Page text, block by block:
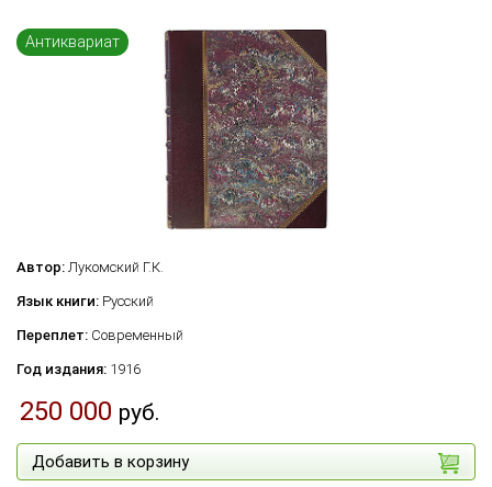
Переплет
...
по цене
по году издания
по дате поступления (новинки)
Сбросить фильтр
Антиквариат
Автор: Лукомский Г.К.
Язык книги: Русский
Переплет: Современный
Год издания: 1916
250 000 руб.
Добавить в корзину